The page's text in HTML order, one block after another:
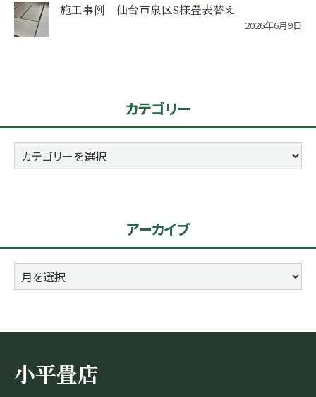
施工事例 仙台市泉区S様畳表替え
2026年6月9日
カテゴリー
カ
テ
アーカイブ
ア
ー
イ
小平畳店